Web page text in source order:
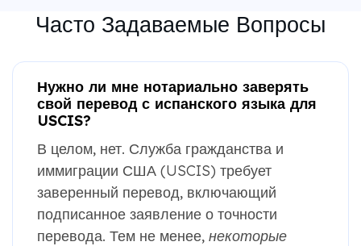
Часто Задаваемые Вопросы
Нужно ли мне нотариально заверять
свой перевод с испанского языка для
USCIS?
В целом, нет. Служба гражданства и
иммиграции США (USCIS) требует
заверенный перевод, включающий
подписанное заявление о точности
перевода. Тем не менее, некоторые